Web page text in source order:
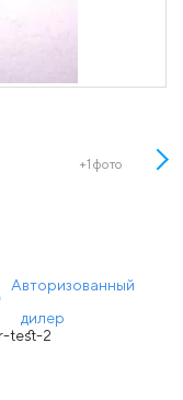
+1 фото
Авторизованный
дилер
test-2